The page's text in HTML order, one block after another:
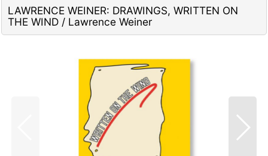
LAWRENCE WEINER: DRAWINGS, WRITTEN ON
THE WIND / Lawrence Weiner